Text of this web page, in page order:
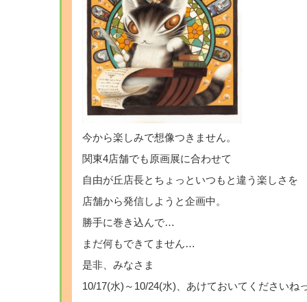
今から楽しみで想像つきません。
関東4店舗でも原画展に合わせて
自由が丘店長とちょっといつもと違う楽しさを
店舗から発信しようと企画中。
勝手に巻き込んで…
まだ何もできてません…
是非、みなさま
10/17(水)～10/24(水)、あけておいてくださいね